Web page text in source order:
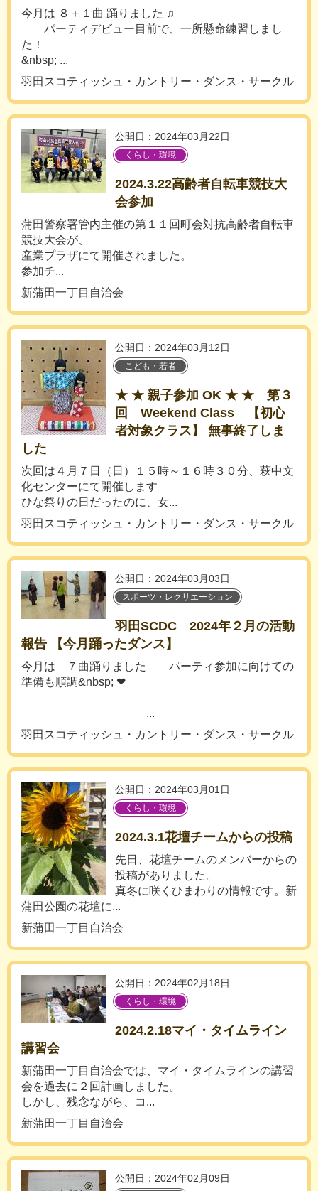
今月は ８＋１曲 踊りました ♫
パーティデビュー目前で、一所懸命練習しまし
た！
&nbsp; ...
羽田スコティッシュ・カントリー・ダンス・サークル
公開日：2024年03月22日
くらし・環境
2024.3.22高齢者自転車競技大
会参加
蒲田警察署管内主催の第１１回町会対抗高齢者自転車
競技大会が、
産業プラザにて開催されました。
参加チ...
新蒲田一丁目自治会
公開日：2024年03月12日
こども・若者
★ ★ 親子参加 OK ★ ★ 第３
回 Weekend Class 【初心
者対象クラス】 無事終了しま
した
次回は４月７日（日）１５時～１６時３０分、萩中文
化センターにて開催します
ひな祭りの日だったのに、女...
羽田スコティッシュ・カントリー・ダンス・サークル
公開日：2024年03月03日
スポーツ・レクリエーション
羽田SCDC 2024年２月の活動
報告 【今月踊ったダンス】
今月は ７曲踊りました パーティ参加に向けての
準備も順調&nbsp; ❤
...
羽田スコティッシュ・カントリー・ダンス・サークル
公開日：2024年03月01日
くらし・環境
2024.3.1花壇チームからの投稿
先日、花壇チームのメンバーからの
投稿がありました。
真冬に咲くひまわりの情報です。新
蒲田公園の花壇に...
新蒲田一丁目自治会
公開日：2024年02月18日
くらし・環境
2024.2.18マイ・タイムライン
講習会
新蒲田一丁目自治会では、マイ・タイムラインの講習
会を過去に２回計画しました。
しかし、残念ながら、コ...
新蒲田一丁目自治会
公開日：2024年02月09日